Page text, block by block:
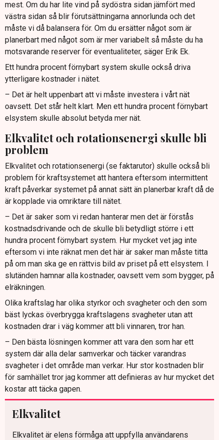
mest. Om du har lite vind på sydöstra sidan jämfört med
västra sidan så blir förutsättningarna annorlunda och det
måste vi då balansera för. Om du ersätter något som är
planerbart med något som är mer variabelt så måste du ha
motsvarande reserver för eventualiteter, säger Erik Ek.
Ett hundra procent förnybart system skulle också driva
ytterligare kostnader i nätet.
– Det är helt uppenbart att vi måste investera i vårt nät
oavsett. Det står helt klart. Men ett hundra procent förnybart
elsystem skulle absolut betyda mer nät.
Elkvalitet och rotationsenergi skulle bli
problem
Elkvalitet och rotationsenergi (se faktarutor) skulle också bli
problem för kraftsystemet att hantera eftersom intermittent
kraft påverkar systemet på annat sätt än planerbar kraft då de
är kopplade via omriktare till nätet.
– Det är saker som vi redan hanterar men det är förstås
kostnadsdrivande och de skulle bli betydligt större i ett
hundra procent förnybart system. Hur mycket vet jag inte
eftersom vi inte räknat men det här är saker man måste titta
på om man ska ge en rättvis bild av priset på ett elsystem. I
slutänden hamnar alla kostnader, oavsett vem som bygger, på
elräkningen.
Olika kraftslag har olika styrkor och svagheter och den som
bäst lyckas överbrygga kraftslagens svagheter utan att
kostnaden drar i väg kommer att bli vinnaren, tror han.
– Den bästa lösningen kommer att vara den som har ett
system där alla delar samverkar och täcker varandras
svagheter i det område man verkar. Hur stor kostnaden blir
för samhället tror jag kommer att definieras av hur mycket det
kostar att täcka gapen.
Elkvalitet
Elkvalitet är elens förmåga att uppfylla användarens